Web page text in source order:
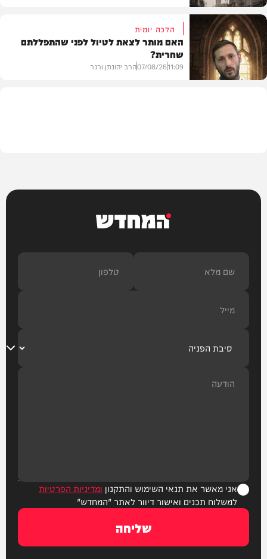
בית המדרש
הלכה יומית
האם מותר לצאת לטיול לפני שהתפללתם
שחרית?
11:09
07/08/26הרב יהונתן ורנר
המחדש
אני מאשר את תנאי השימוש והתקנון ומדיניות הפרטיות
למשלוח תכנים ואישור דיוור לאתר "המחדש"
שליחה